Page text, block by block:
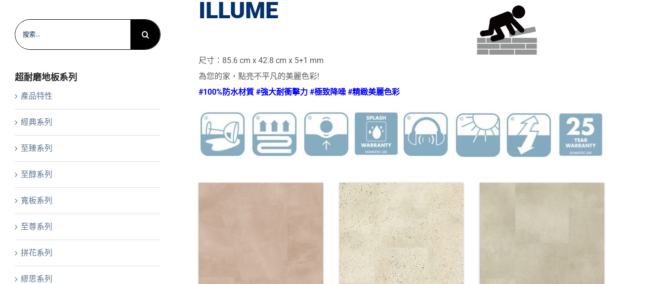
ILLUME
尺寸：85.6 cm x 42.8 cm x 5+1 mm
為您的家，點亮不平凡的美麗色彩!
#100%防水材質 #強大耐衝擊力 #極致降噪 #精緻美麗色彩
搜
索
果：
超耐磨地板系列
產品特性
經典系列
至臻系列
至醇系列
寬板系列
至尊系列
拼花系列
繆思系列